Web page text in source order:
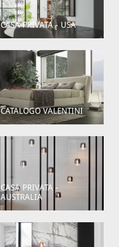
CASA PRIVATA - USA
CATALOGO VALENTINI
CASA PRIVATA -
AUSTRALIA